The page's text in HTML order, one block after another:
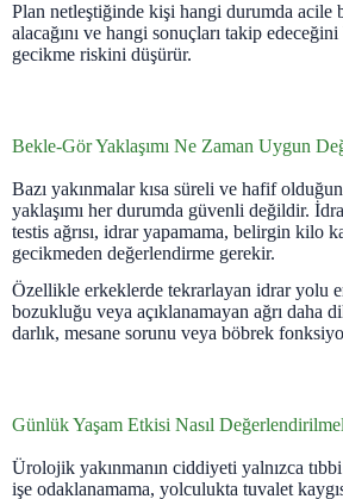
Plan netleştiğinde kişi hangi durumda acile
alacağını ve hangi sonuçları takip
gecikme riskini düşürür.
Bekle-Gör Yaklaşımı Ne Zaman Uygun
Bazı yakınmalar kısa süreli ve hafif
yaklaşımı her durumda güvenli değildir.
testis ağrısı, idrar yapamama, belirgin kilo
gecikmeden değerlendirme gerekir.
Özellikle erkeklerde tekrarlayan idrar yolu
bozukluğu veya açıklanamayan ağrı daha
darlık, mesane sorunu veya böbrek
Günlük Yaşam Etkisi Nasıl
Ürolojik yakınmanın ciddiyeti yalnızca
işe odaklanamama, yolculukta tuvalet